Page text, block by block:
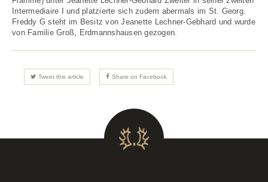
Intermediaire I und platzierte sich zudem abermals im St. Georg.
Freddy G steht im Besitz von Jeanette Lechner-Gebhard und wurde
von Familie Groß, Erdmannshausen gezogen.
Tweet this article Share on Facebook